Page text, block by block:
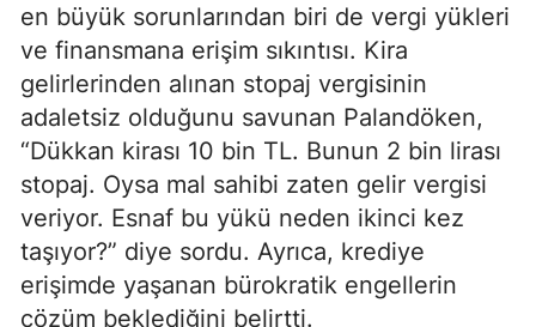
en büyük sorunlarından biri de vergi yükleri
ve finansmana erişim sıkıntısı. Kira
gelirlerinden alınan stopaj vergisinin
adaletsiz olduğunu savunan Palandöken,
“Dükkan kirası 10 bin TL. Bunun 2 bin lirası
stopaj. Oysa mal sahibi zaten gelir vergisi
veriyor. Esnaf bu yükü neden ikinci kez
taşıyor?” diye sordu. Ayrıca, krediye
erişimde yaşanan bürokratik engellerin
çözüm beklediğini belirtti.